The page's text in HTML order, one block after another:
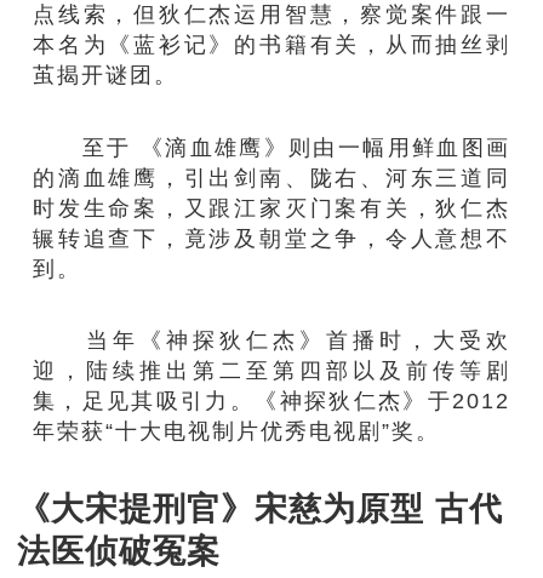
点线索，但狄仁杰运用智慧，察觉案件跟一
本名为《蓝衫记》的书籍有关，从而抽丝剥
茧揭开谜团。
至于 《滴血雄鹰》则由一幅用鲜血图画
的滴血雄鹰，引出剑南、陇右、河东三道同
时发生命案，又跟江家灭门案有关，狄仁杰
辗转追查下，竟涉及朝堂之争，令人意想不
到。
当年《神探狄仁杰》首播时，大受欢
迎，陆续推出第二至第四部以及前传等剧
集，足见其吸引力。《神探狄仁杰》于2012
年荣获“十大电视制片优秀电视剧”奖。
《大宋提刑官》宋慈为原型 古代
法医侦破冤案